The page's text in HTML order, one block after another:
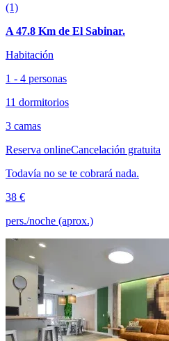
(1)
A 47.8 Km de El Sabinar.
Habitación
1 - 4 personas
11 dormitorios
3 camas
Reserva onlineCancelación gratuita
Todavía no se te cobrará nada.
38 €
pers./noche (aprox.)